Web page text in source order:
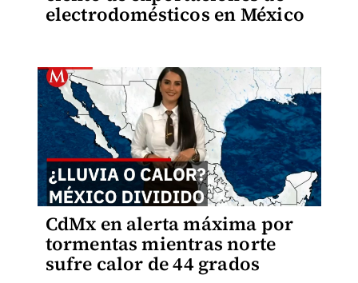
electrodomésticos en México
CdMx en alerta máxima por
tormentas mientras norte
sufre calor de 44 grados